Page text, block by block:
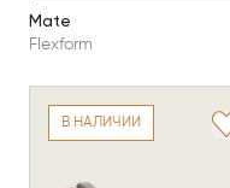
Mate
Flexform
В НАЛИЧИИ